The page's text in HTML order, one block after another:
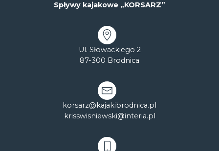
Spływy kajakowe „KORSARZ”
Ul. Słowackiego 2
87-300 Brodnica
korsarz@kajakibrodnica.pl
krisswisniewski@interia.pl